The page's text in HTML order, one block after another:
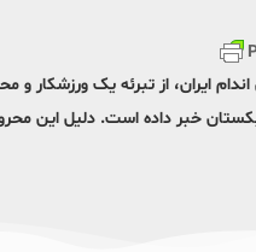
ایران، از تبرئه یک ورزشکار
خبر داده است. دلیل این